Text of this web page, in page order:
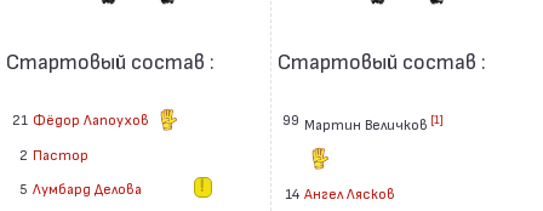
Стартовый состав :
21 Фёдор Лапоухов
2 Пастор
5 Лумбард Делова
Стартовый состав :
99 Мартин Величков [1]
14 Ангел Лясков